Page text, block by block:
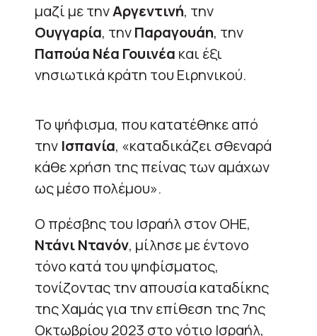
μαζί με τηνΑργεντινή, την
Ουγγαρία, τηνΠαραγουάη, την
Παπούα Νέα Γουινέα και έξι
νησιωτικά κράτη του Ειρηνικού.
Το ψήφισμα, που κατατέθηκε από
την Ισπανία, «καταδικάζει σθεναρά
κάθε χρήση της πείνας των αμάχων
ως μέσο πολέμου».
Ο πρέσβης του Ισραήλ στον ΟΗΕ,
Ντάνι Ντανόν, μίλησε με έντονο
τόνο κατά του ψηφίσματος,
τονίζοντας την απουσία καταδίκης
της Χαμάς για την επίθεση της 7ης
Οκτωβρίου 2023 στο νότιο Ισραήλ,